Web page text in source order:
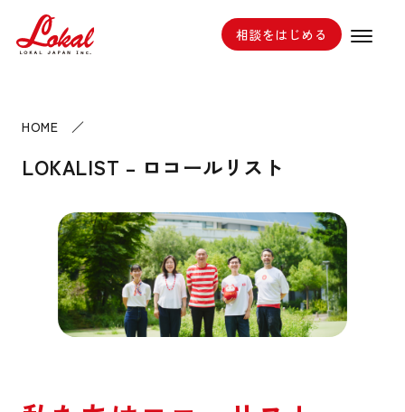
相談をはじめる
HOME ／
LOKALIST – ロコールリスト